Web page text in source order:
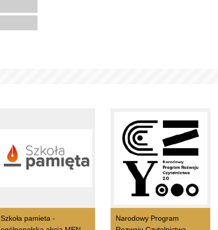
Szkoła pamieta -
Narodowy Program